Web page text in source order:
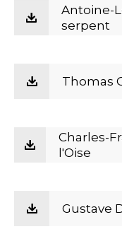
Antoine-
serpent
Thomas
Charles-
l'Oise
Gustave